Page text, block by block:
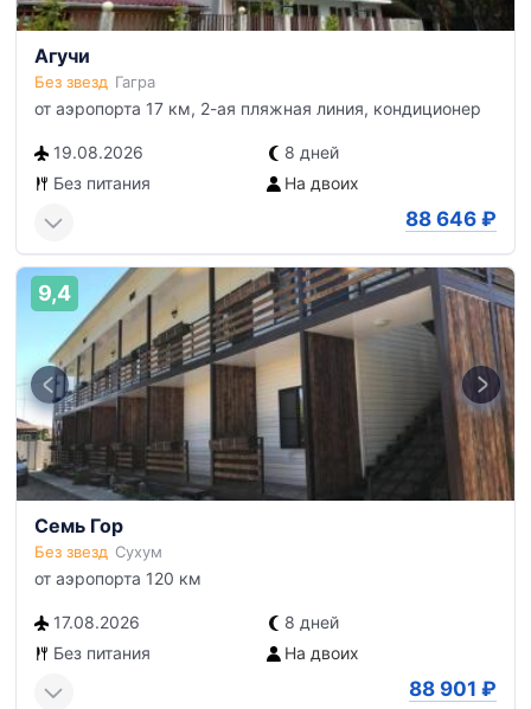
Агучи
Без звезд Гагра
от аэропорта 17 км, 2-ая пляжная линия, кондиционер
19.08.2026
8 дней
Без питания
На двоих
88 646 ₽
9,4
Семь Гор
Без звезд Сухум
от аэропорта 120 км
17.08.2026
8 дней
Без питания
На двоих
88 901 ₽